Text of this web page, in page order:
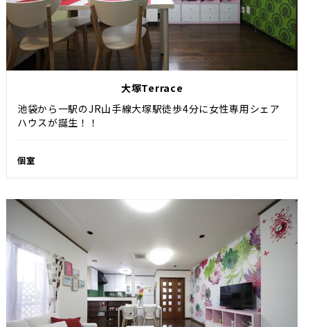
大塚Terrace
池袋から一駅のJR山手線大塚駅徒歩4分に女性専用シェア
ハウスが誕生！！
個室